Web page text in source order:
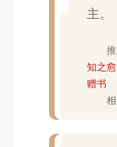
主。
知之
赠书